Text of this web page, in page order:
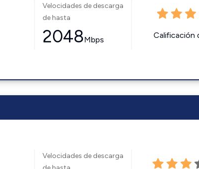
Velocidades de descarga
de hasta
2048Mbps Calificación
Velocidades de descarga